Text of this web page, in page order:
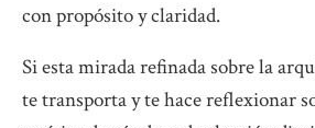
con propósito y claridad.
Si esta mirada refinada sobre la
te transporta y te hace reflexionar